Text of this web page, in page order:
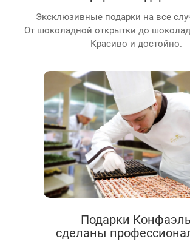
Эксклюзивные подарки на все
От шоколадной открытки до
Красиво и достойно.
Подарки Конфаэль
сделаны